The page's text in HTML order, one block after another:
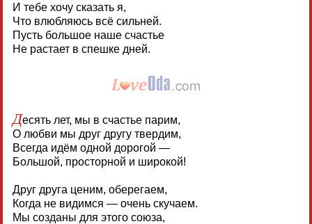
И тебе хочу сказать я,
Что влюбляюсь всё сильней.
Пусть большое наше счастье
Не растает в спешке дней.
Десять лет, мы в счастье парим,
О любви мы друг другу твердим,
Всегда идём одной дорогой —
Большой, просторной и широкой!
Друг друга ценим, оберегаем,
Когда не видимся — очень скучаем.
Мы созданы для этого союза,